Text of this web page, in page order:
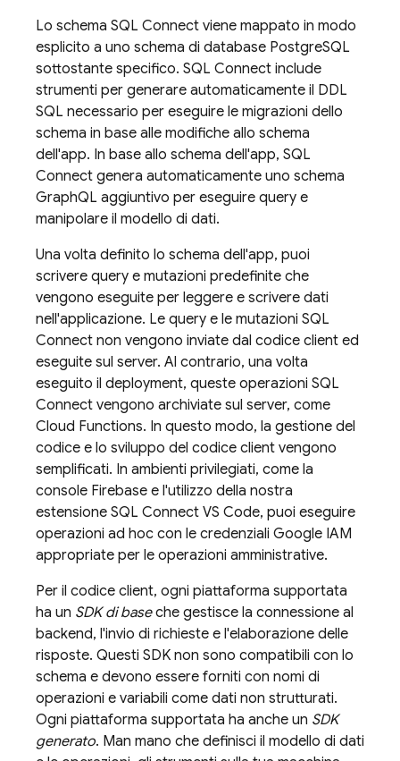
Lo schema SQL Connect viene mappato in modo
esplicito a uno schema di database PostgreSQL
sottostante specifico. SQL Connect include
strumenti per generare automaticamente il DDL
SQL necessario per eseguire le migrazioni dello
schema in base alle modifiche allo schema
dell'app. In base allo schema dell'app, SQL
Connect genera automaticamente uno schema
GraphQL aggiuntivo per eseguire query e
manipolare il modello di dati.
Una volta definito lo schema dell'app, puoi
scrivere query e mutazioni predefinite che
vengono eseguite per leggere e scrivere dati
nell'applicazione. Le query e le mutazioni SQL
Connect non vengono inviate dal codice client ed
eseguite sul server. Al contrario, una volta
eseguito il deployment, queste operazioni SQL
Connect vengono archiviate sul server, come
Cloud Functions. In questo modo, la gestione del
codice e lo sviluppo del codice client vengono
semplificati. In ambienti privilegiati, come la
console Firebase e l'utilizzo della nostra
estensione SQL Connect VS Code, puoi eseguire
operazioni ad hoc con le credenziali Google IAM
appropriate per le operazioni amministrative.
Per il codice client, ogni piattaforma supportata
ha un SDK di baseche gestisce la connessione al
backend, l'invio di richieste e l'elaborazione delle
risposte. Questi SDK non sono compatibili con lo
schema e devono essere forniti con nomi di
operazioni e variabili come dati non strutturati.
Ogni piattaforma supportata ha anche un SDK
generato. Man mano che definisci il modello di dati